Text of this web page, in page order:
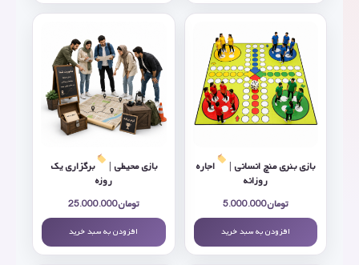
بازی بنری منچ انسانی |
اجاره
روزانه
تومان5.000.000
افزودن به سبد خرید
بازی محیطی |
برگزاری یک
روزه
تومان25.000.000
افزودن به سبد خرید